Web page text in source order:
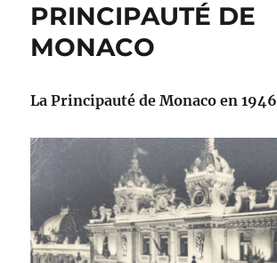
PRINCIPAUTÉ DE
MONACO
La Principauté de Monaco en 1946